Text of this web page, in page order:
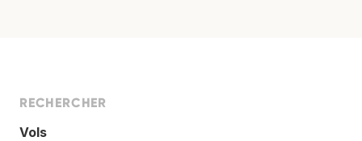
RECHERCHER
Vols